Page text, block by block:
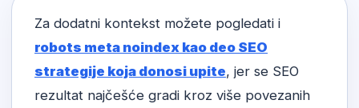
Za dodatni kontekst možete pogledati i
robots meta noindex kao deo SEO
strategije koja donosi upite, jer se SEO
rezultat najčešće gradi kroz više povezanih